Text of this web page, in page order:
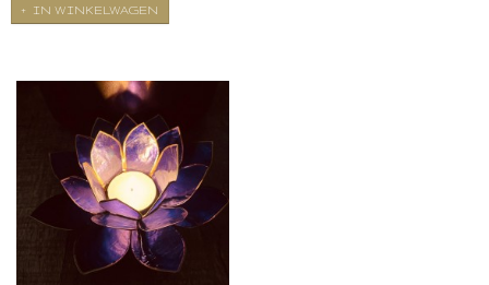
IN WINKELWAGEN